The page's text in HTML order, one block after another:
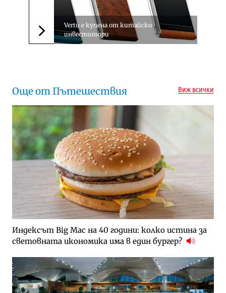
Следваща новина
Vertu е купена от китайски
инвеститори
Още от Пътешествия Виж всички
Индексът Big Mac на 40 години: колко истина за
световната икономика има в един бургер?